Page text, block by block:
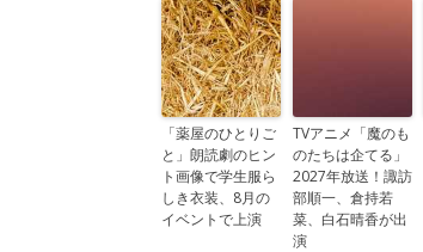
「薬屋のひとりご
と」朗読劇のヒン
ト画像で学生服ら
しき衣装、8月の
イベントで上演
TVアニメ「魔のも
のたちは企てる」
2027年放送！諏訪
部順一、倉持若
菜、白石晴香が出
演